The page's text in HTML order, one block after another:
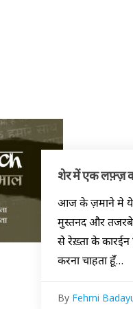
शेर में एक लफ़्ज़
आज के ज़माने मे ये
मुस्तनद और तजरबे-
से रेख़्ता के
करना चाहता हूँ…
By Fehmi